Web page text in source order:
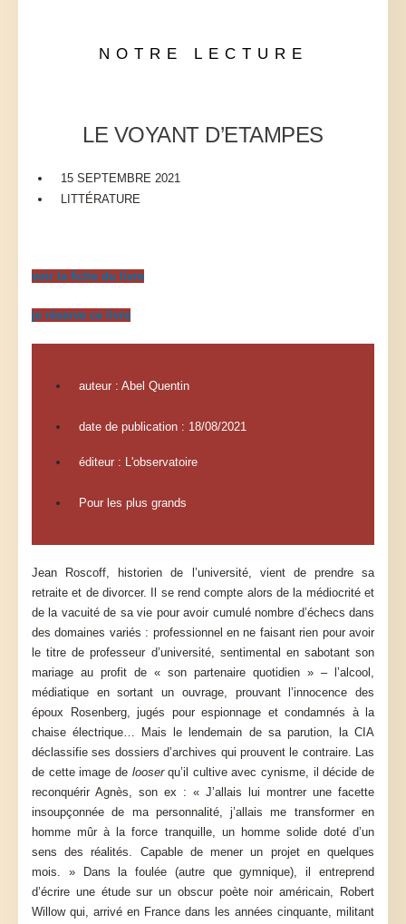
NOTRE LECTURE
LE VOYANT D’ETAMPES
15 SEPTEMBRE 2021
LITTÉRATURE
voir la fiche du livre
je réserve ce livre
auteur : Abel Quentin
date de publication : 18/08/2021
éditeur : L'observatoire
Pour les plus grands
Jean Roscoff, historien de l’université, vient de prendre sa
retraite et de divorcer. Il se rend compte alors de la médiocrité et
de la vacuité de sa vie pour avoir cumulé nombre d’échecs dans
des domaines variés : professionnel en ne faisant rien pour avoir
le titre de professeur d’université, sentimental en sabotant son
mariage au profit de « son partenaire quotidien » – l’alcool,
médiatique en sortant un ouvrage, prouvant l’innocence des
époux Rosenberg, jugés pour espionnage et condamnés à la
chaise électrique… Mais le lendemain de sa parution, la CIA
déclassifie ses dossiers d’archives qui prouvent le contraire. Las
de cette image de looserqu’il cultive avec cynisme, il décide de
reconquérir Agnès, son ex : « J’allais lui montrer une facette
insoupçonnée de ma personnalité, j’allais me transformer en
homme mûr à la force tranquille, un homme solide doté d’un
sens des réalités. Capable de mener un projet en quelques
mois. » Dans la foulée (autre que gymnique), il entreprend
d’écrire une étude sur un obscur poète noir américain, Robert
Willow qui, arrivé en France dans les années cinquante, militant